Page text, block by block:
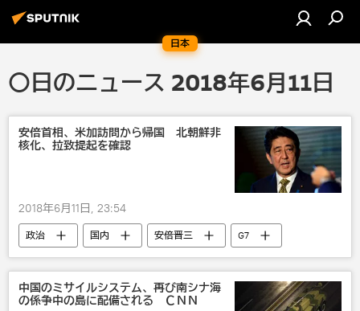
日本
〇日のニュース 2018年6月11日
安倍首相、米加訪問から帰国 北朝鮮非
核化、拉致提起を確認
2018年6月11日, 23:54
政治 国内 安倍晋三 G7
中国のミサイルシステム、再び南シナ海
の係争中の島に配備される ＣＮＮ